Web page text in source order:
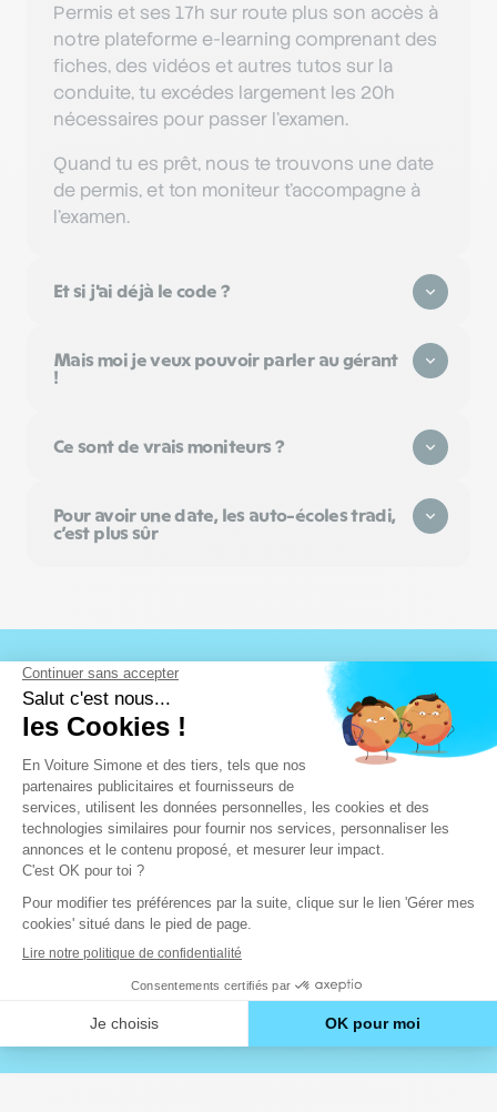
Permis et ses 17h sur route plus son accès à
notre plateforme e-learning comprenant des
fiches, des vidéos et autres tutos sur la
conduite, tu excédes largement les 20h
nécessaires pour passer l'examen.
Quand tu es prêt, nous te trouvons une date
de permis, et ton moniteur t'accompagne à
l'examen.
Et si j'ai déjà le code ?
Mais moi je veux pouvoir parler au gérant
!
Ce sont de vrais moniteurs ?
Pour avoir une date, les auto-écoles tradi,
c’est plus sûr
Ils parlent de leur permis